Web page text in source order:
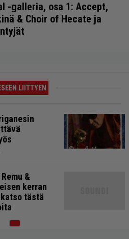
-galleria, osa 1: Accept,
& Choir of Hecate ja
LIITTYEN
&
kerran
tästä